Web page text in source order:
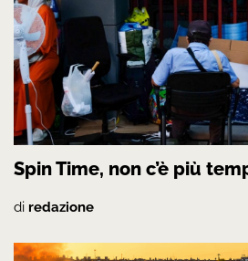
Spin Time, non c’è più
di redazione